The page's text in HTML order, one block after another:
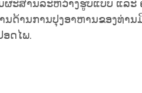
ຜະສານລະຫວ່າງຮູບແບບ ແລ
ນດ້ານການປຸງອາຫານຂອງທ່າ
ດໄພ.